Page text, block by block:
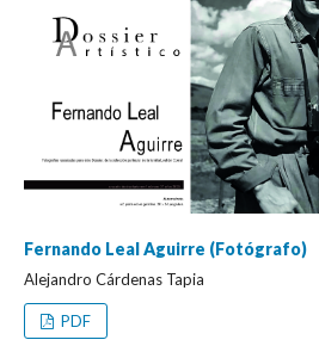
Fernando Leal Aguirre (Fotógrafo)
Alejandro Cárdenas Tapia
PDF